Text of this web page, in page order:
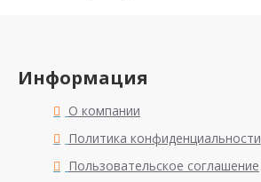
Информация
О компании
Политика конфиденциальности
Пользовательское соглашение